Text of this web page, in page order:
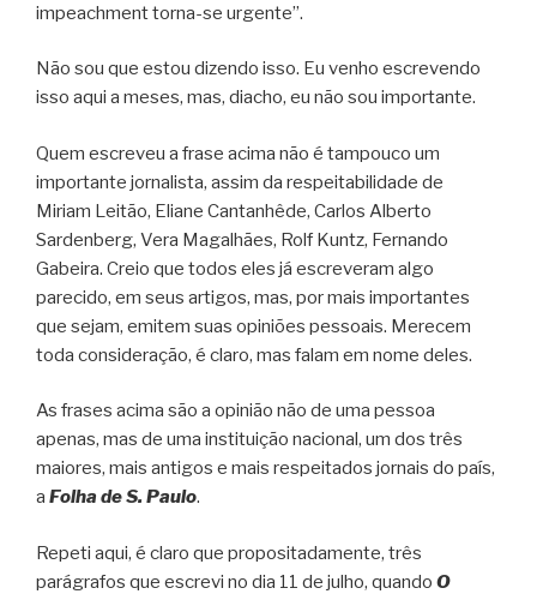
impeachment torna-se urgente”.
Não sou que estou dizendo isso. Eu venho escrevendo
isso aqui a meses, mas, diacho, eu não sou importante.
Quem escreveu a frase acima não é tampouco um
importante jornalista, assim da respeitabilidade de
Miriam Leitão, Eliane Cantanhêde, Carlos Alberto
Sardenberg, Vera Magalhães, Rolf Kuntz, Fernando
Gabeira. Creio que todos eles já escreveram algo
parecido, em seus artigos, mas, por mais importantes
que sejam, emitem suas opiniões pessoais. Merecem
toda consideração, é claro, mas falam em nome deles.
As frases acima são a opinião não de uma pessoa
apenas, mas de uma instituição nacional, um dos três
maiores, mais antigos e mais respeitados jornais do país,
a Folha de S. Paulo.
Repeti aqui, é claro que propositadamente, três
parágrafos que escrevi no dia 11 de julho, quando O